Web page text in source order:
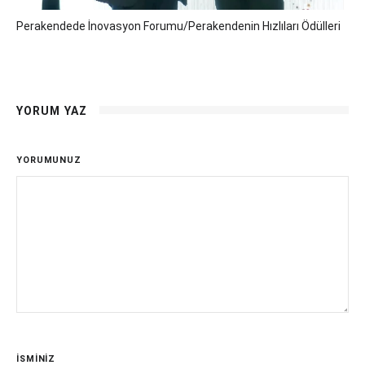
Perakendede İnovasyon Forumu/Perakendenin Hızlıları Ödülleri
YORUM YAZ
YORUMUNUZ
İSMİNİZ